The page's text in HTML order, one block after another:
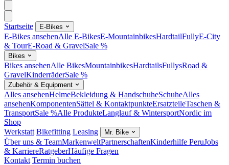
Startseite E-Bikes
E-Bikes ansehenAlle E-BikesE-MountainbikesHardtailFullyE-City
& TourE-Road & GravelSale %
Bikes
Bikes ansehenAlle BikesMountainbikesHardtailsFullysRoad &
GravelKinderräderSale %
Zubehör & Equipment
Alles ansehenHelmeBekleidung & HandschuheSchuheAlles
ansehenKomponentenSättel & KontaktpunkteErsatzteileTaschen &
TransportSale %Alle ProdukteLanglauf & WintersportNordic im
Shop
Werkstatt Bikefitting Leasing Mr. Bike
Über uns & TeamMarkenweltPartnerschaftenKinderhilfe PeruJobs
& KarriereRatgeberHäufige Fragen
Kontakt Termin buchen